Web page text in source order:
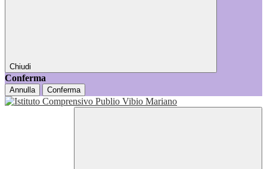
Chiudi
Conferma
Annulla Conferma